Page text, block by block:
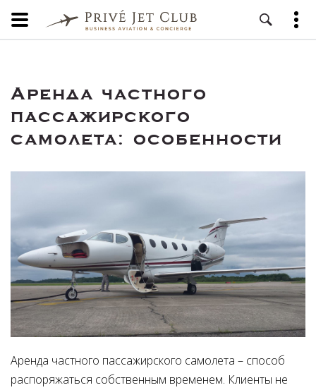
Аренда частного
пассажирского
самолета: особенности
Аренда частного пассажирского самолета – способ
распоряжаться собственным временем. Клиенты не